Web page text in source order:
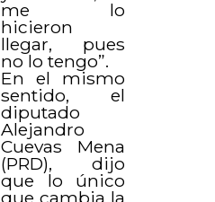
me lo
hicieron
llegar, pues
no lo tengo”.
En el mismo
sentido, el
diputado
Alejandro
Cuevas Mena
(PRD), dijo
que lo único